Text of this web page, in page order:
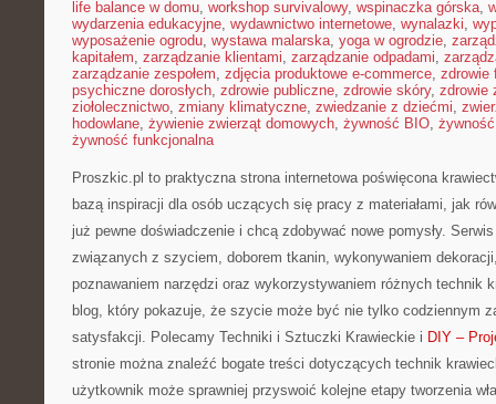
life balance w domu, workshop survivalowy, wspinaczka górska,
wydarzenia edukacyjne, wydawnictwo internetowe, wynalazki,
wyposażenie ogrodu, wystawa malarska, yoga w ogrodzie,
kapitałem, zarządzanie klientami, zarządzanie odpadami,
zarządzanie zespołem, zdjęcia produktowe e-commerce, zdrowie
psychiczne dorosłych, zdrowie publiczne, zdrowie skóry, zdrowie
ziołolecznictwo, zmiany klimatyczne, zwiedzanie z dziećmi,
hodowlane, żywienie zwierząt domowych, żywność BIO,
żywność funkcjonalna
Proszkic.pl to praktyczna strona internetowa poświęcona
bazą inspiracji dla osób uczących się pracy z materiałami, jak
już pewne doświadczenie i chcą zdobywać nowe pomysły.
związanych z szyciem, doborem tkanin, wykonywaniem
poznawaniem narzędzi oraz wykorzystywaniem różnych technik
blog, który pokazuje, że szycie może być nie tylko codziennym
satysfakcji. Polecamy Techniki i Sztuczki Krawieckie i DIY –
stronie można znaleźć bogate treści dotyczących technik
użytkownik może sprawniej przyswoić kolejne etapy tworzenia